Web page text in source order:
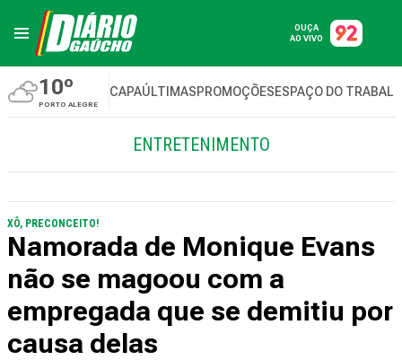
OUÇA
AO VIVO
10º
PORTO ALEGRE
CAPAÚLTIMASPROMOÇÕESESPAÇO DO
ENTRETENIMENTO
XÔ, PRECONCEITO!
Namorada de Monique Evans
não se magoou com a
empregada que se demitiu por
causa delas